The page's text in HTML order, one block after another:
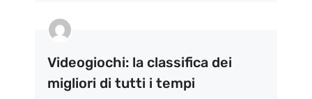
Videogiochi: la classifica dei
migliori di tutti i tempi